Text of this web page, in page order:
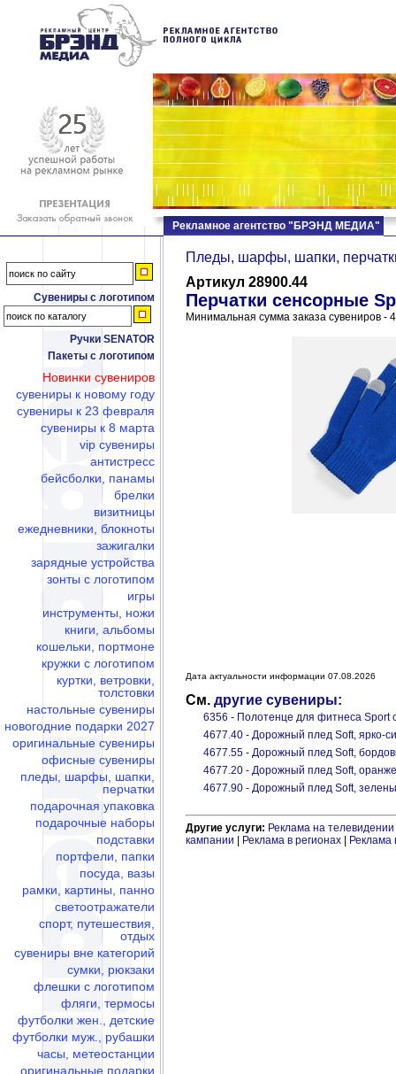
Сувениры с логотипом
Ручки SENATOR
Пакеты с логотипом
Новинки сувениров
сувениры к новому году
сувениры к 23 февраля
сувениры к 8 марта
vip сувениры
антистресс
бейсболки, панамы
брелки
визитницы
ежедневники, блокноты
зажигалки
зарядные устройства
зонты с логотипом
игры
инструменты, ножи
книги, альбомы
кошельки, портмоне
кружки с логотипом
куртки, ветровки,
толстовки
настольные сувениры
новогодние подарки 2027
оригинальные сувениры
офисные сувениры
пледы, шарфы, шапки,
перчатки
подарочная упаковка
подарочные наборы
подставки
портфели, папки
посуда, вазы
рамки, картины, панно
светоотражатели
спорт, путешествия,
отдых
сувениры вне категорий
сумки, рюкзаки
флешки c логотипом
фляги, термосы
футболки жен., детские
футболки муж., рубашки
часы, метеостанции
оригинальные подарки
Рекламное агентство "БРЭНД МЕДИА"
Пледы, шарфы, шапки,
Артикул 28900.44
Перчатки сенсорные
Минимальная сумма заказа сувениров -
Дата актуальности информации 07.08.2026
См. другие сувениры:
6356 - Полотенце для фитнеса Sport
4677.40 - Дорожный плед Soft, ярко-
4677.55 - Дорожный плед Soft,
4677.20 - Дорожный плед Soft,
4677.90 - Дорожный плед Soft,
Другие услуги: Реклама на телевидении
кампании
Реклама в регионах Реклама